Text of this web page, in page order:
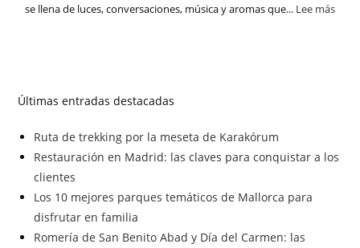
se llena de luces, conversaciones, música y aromas que... Lee más
Últimas entradas destacadas
Ruta de trekking por la meseta de Karakórum
Restauración en Madrid: las claves para conquistar a los
clientes
Los 10 mejores parques temáticos de Mallorca para
disfrutar en familia
Romería de San Benito Abad y Día del Carmen: las